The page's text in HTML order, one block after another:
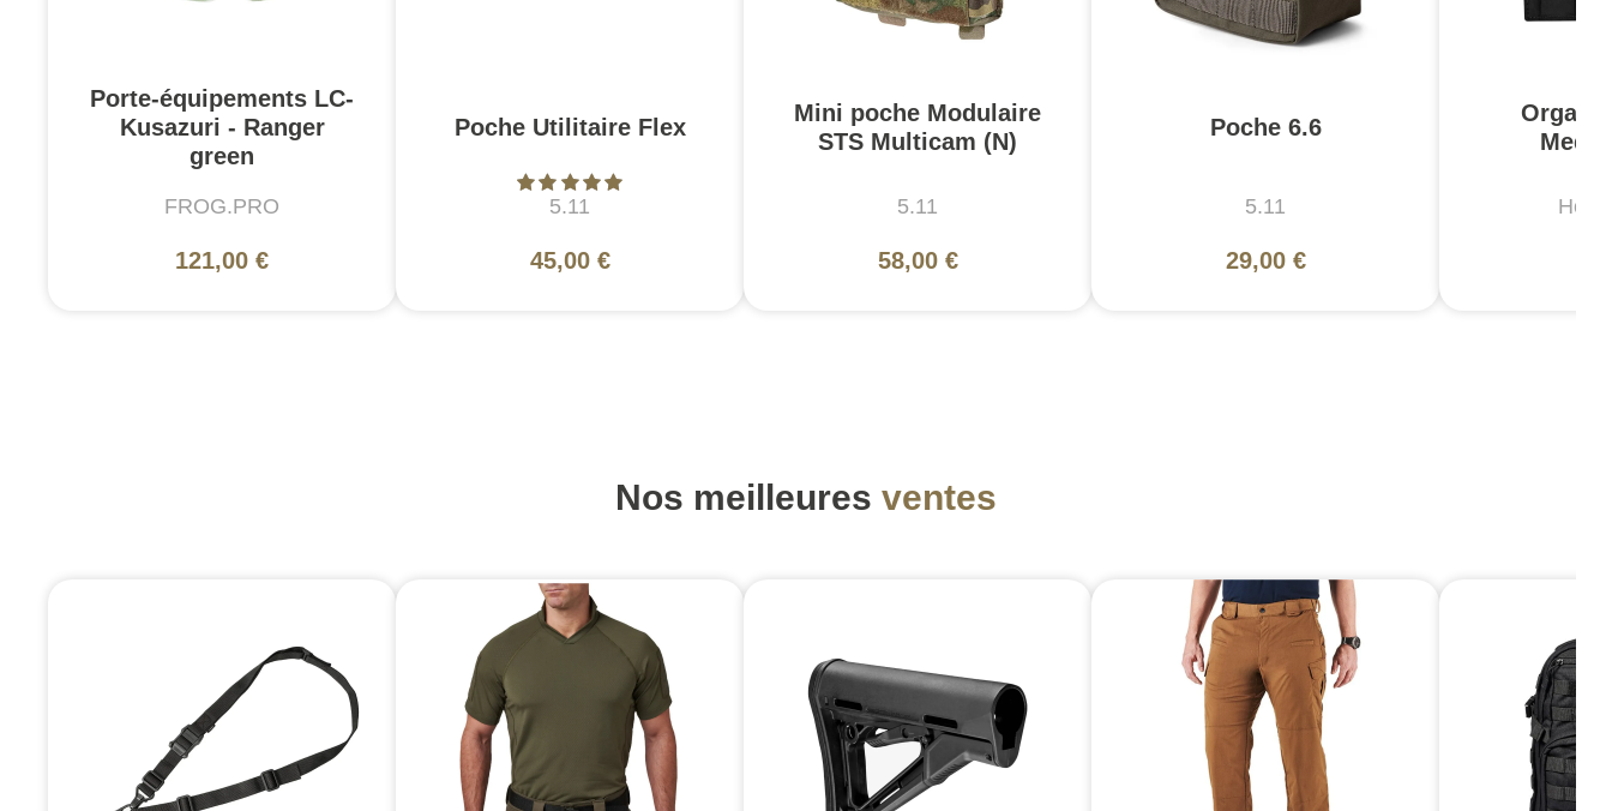
Porte-équipements LC-
Kusazuri - Ranger
green
FROG.PRO
121,00 €
Poche Utilitaire Flex
5.11
45,00 €
Mini poche Modulaire
STS Multicam (N)
5.11
58,00 €
Poche 6.6
5.11
29,00 €
Nos meilleures ventes